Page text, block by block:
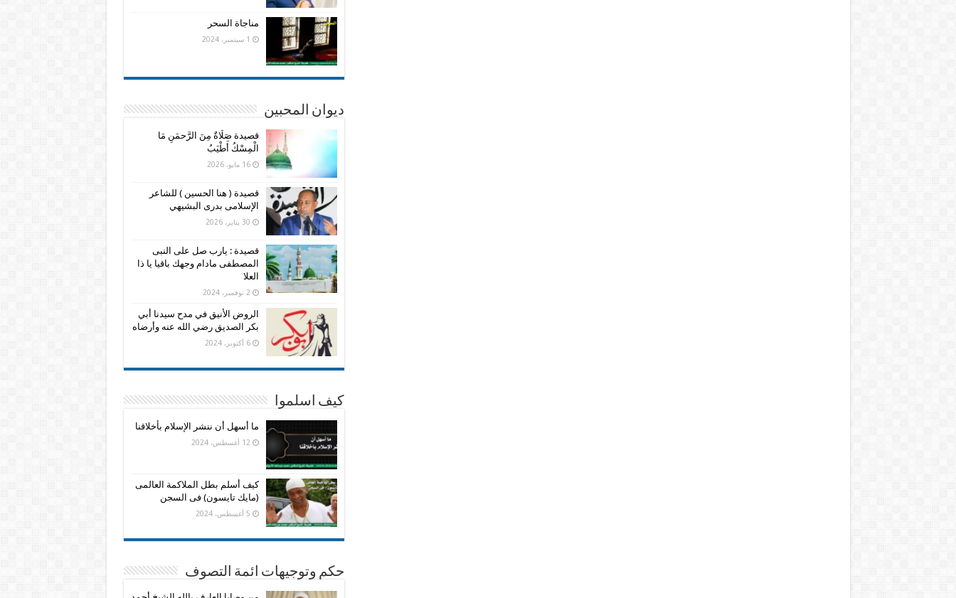
مناجاة السحر
1 سبتمبر، 2024
ديوان المحبين
قصيدة صَلَاةٌ مِنَ الرَّحمَنِ مَا
الْمِسْكُ أَطْيَبُ
16 مايو، 2026
قصيدة ( هنا الحسين ) للشاعر
الإسلامى بدرى البشيهي
30 يناير، 2026
قصيدة : يارب صل على النبى
المصطفى مادام وجهك باقيا يا ذا
العلا
2 نوفمبر، 2024
الروض الأنيق في مدح سيدنا أبي
بكر الصديق رضي الله عنه وأرضاه
6 أكتوبر، 2024
كيف اسلموا
ما أسهل أن ننشر الإسلام بأخلاقنا
12 أغسطس، 2024
كيف أسلم بطل الملاكمة العالمى
(مايك تايسون) فى السجن
5 أغسطس، 2024
حكم وتوجيهات ائمة التصوف